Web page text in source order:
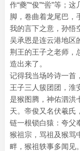
作“夔”“俊”“喾”等；
脚，卷曲着龙尾巴，
我的言下之意，孙悟
吴承恩是连云港地区
荆王的王子之老师，
造出来了。
记得我当场吟诗一首
王子三人簇团团，淮
是猴图腾，神佑泗洪
天。帝俊又名伏羲氏
链一根锁白猿：夸父
猴祖宗，骂祖及猴骂
畔，猴祖轶事多闻见